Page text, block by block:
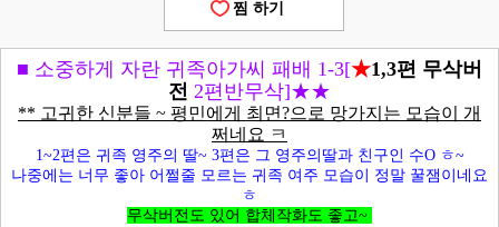
찜 하기
■ 소중하게 자란 귀족아가씨 패배 1-3[★1,3편 무삭버
전 2편반무삭]★★
** 고귀한 신분들 ~ 평민에게 최면?으로 망가지는 모습이 개
쩌네요 ㅋ
1~2편은 귀족 영주의 딸~ 3편은 그 영주의딸과 친구인 수O ㅎ~
나중에는 너무 좋아 어쩔줄 모르는 귀족 여주 모습이 정말 꿀잼이네요
ㅎ
무삭버전도 있어 합체작화도 좋고~